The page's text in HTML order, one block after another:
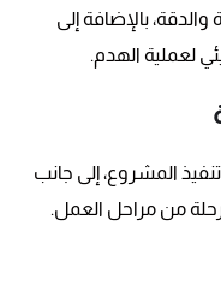
بالإضافة إلى
لعملية الهدم.
المشروع، إلى جانب
من مراحل العمل.